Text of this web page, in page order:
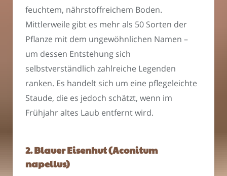
feuchtem, nährstoffreichem Boden.
Mittlerweile gibt es mehr als 50 Sorten der
Pflanze mit dem ungewöhnlichen Namen –
um dessen Entstehung sich
selbstverständlich zahlreiche Legenden
ranken. Es handelt sich um eine pflegeleichte
Staude, die es jedoch schätzt, wenn im
Frühjahr altes Laub entfernt wird.
2. Blauer Eisenhut (Aconitum
napellus)